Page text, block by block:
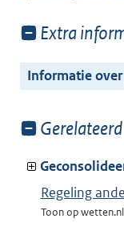
Toon
van:
Extra
Informatie
Toon
van:
Gerelateerd
Regeling
Toon op wetten.nl